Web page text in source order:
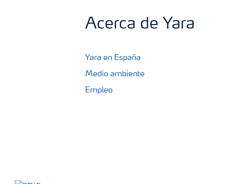
Acerca de Yara
Yara en España
Medio ambiente
Empleo